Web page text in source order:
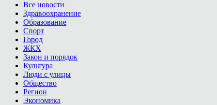
Все новости
Здравоохранение
Образование
Спорт
Город
ЖКХ
Закон и порядок
Культура
Люди с улицы
Общество
Регион
Экономика